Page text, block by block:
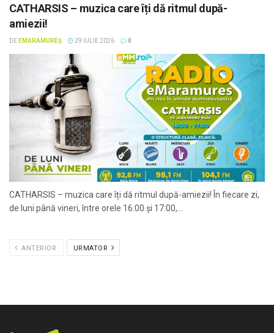
CATHARSIS – muzica care îți dă ritmul după-
amiezii!
DE EMARAMUREȘ 29 IULIE 2026 0
CATHARSIS – muzica care îți dă ritmul după-amiezii! În fiecare zi,
de luni până vineri, între orele 16:00 și 17:00,...
ANTERIOR URMATOR